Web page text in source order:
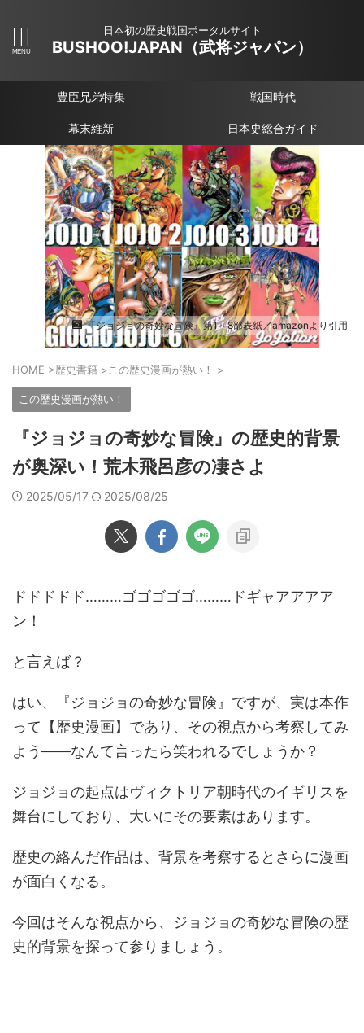
日本初の歴史戦国ポータルサイト
BUSHOO!JAPAN（武将ジャパン）
豊臣兄弟特集 戦国時代
幕末維新 日本史総合ガイド
『ジョジョの奇妙な冒険』第1～8部表紙／amazonより引用
HOME >歴史書籍 > この歴史漫画が熱い！ >
この歴史漫画が熱い！
『ジョジョの奇妙な冒険』の歴史的背景
が奥深い！荒木飛呂彦の凄さよ
2025/05/17 2025/08/25
ドドドドド………ゴゴゴゴゴ………ドギャアアアア
ン！
と言えば？
はい、『ジョジョの奇妙な冒険』ですが、実は本作
って【歴史漫画】であり、その視点から考察してみ
よう――なんて言ったら笑われるでしょうか？
ジョジョの起点はヴィクトリア朝時代のイギリスを
舞台にしており、大いにその要素はあります。
歴史の絡んだ作品は、背景を考察するとさらに漫画
が面白くなる。
今回はそんな視点から、ジョジョの奇妙な冒険の歴
史的背景を探って参りましょう。